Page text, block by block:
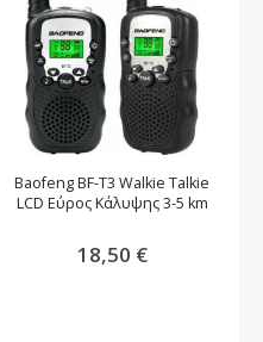
Baofeng BF-T3 Walkie Talkie
LCD Εύρος Κάλυψης 3-5 km
18,50 €